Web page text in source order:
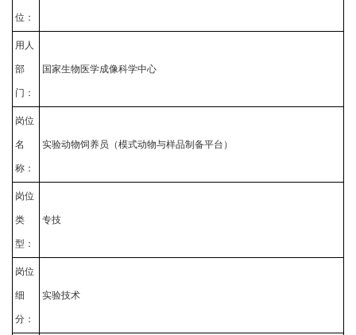
位：
用人
部
门：
国家生物医学成像科学中心
岗位
名
称：
实验动物饲养员（模式动物与样品制备平台）
岗位
类
型：
专技
岗位
细
分：
实验技术